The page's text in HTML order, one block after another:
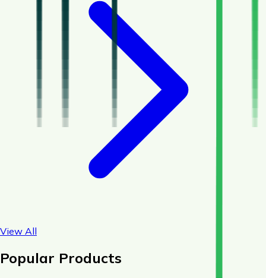
View All
Popular Products